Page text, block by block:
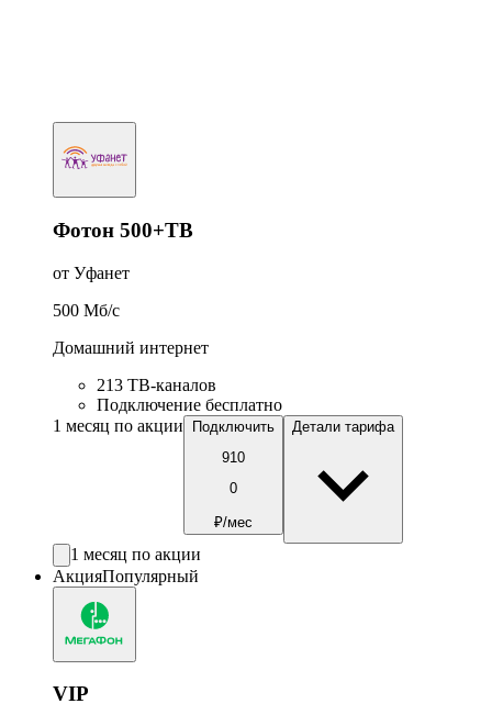
Фотон 500+ТВ
от Уфанет
500 Мб/c
Домашний интернет
213 ТВ-каналов
Подключение бесплатно
1 месяц по акции
Подключить
910
0
₽/мес
Детали тарифа
1 месяц по акции
АкцияПопулярный
VIP